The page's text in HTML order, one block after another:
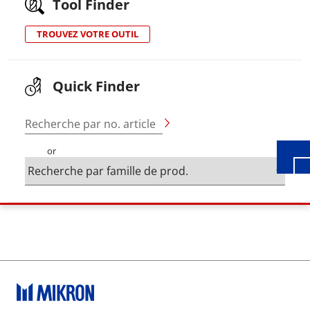
Tool Finder
TROUVEZ VOTRE OUTIL
Quick Finder
Recherche par no. article
or